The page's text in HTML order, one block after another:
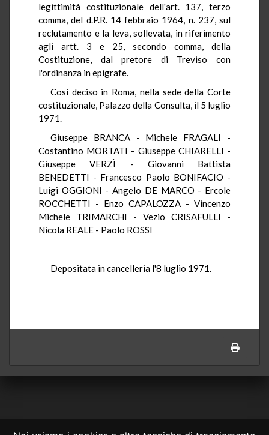
legittimità costituzionale dell'art. 137, terzo
comma, del d.P.R. 14 febbraio 1964, n. 237, sul
reclutamento e la leva, sollevata, in riferimento
agli artt. 3 e 25, secondo comma, della
Costituzione, dal pretore di Treviso con
l'ordinanza in epigrafe.
Così deciso in Roma, nella sede della Corte
costituzionale, Palazzo della Consulta, il 5 luglio
1971.
Giuseppe BRANCA - Michele FRAGALI -
Costantino MORTATI - Giuseppe CHIARELLI -
Giuseppe VERZÌ - Giovanni Battista
BENEDETTI - Francesco Paolo BONIFACIO -
Luigi OGGIONI - Angelo DE MARCO - Ercole
ROCCHETTI - Enzo CAPALOZZA - Vincenzo
Michele TRIMARCHI - Vezio CRISAFULLI -
Nicola REALE - Paolo ROSSI
Depositata in cancelleria l'8 luglio 1971.